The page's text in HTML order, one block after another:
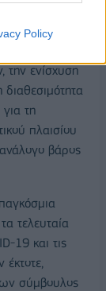
Policy
ο γενικός
την ενίσχυση
τη
πλαισίου
βάρος
τελευταία
19 και τις
έκτοτε,
σύμβουλος